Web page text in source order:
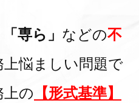
専ら」 などの不
悩ましい問題で
上の 【形式基準】